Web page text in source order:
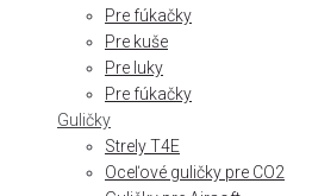
Pre fúkačky
Pre kuše
Pre luky
Pre fúkačky
Guličky
Strely T4E
Oceľové guličky pre CO2